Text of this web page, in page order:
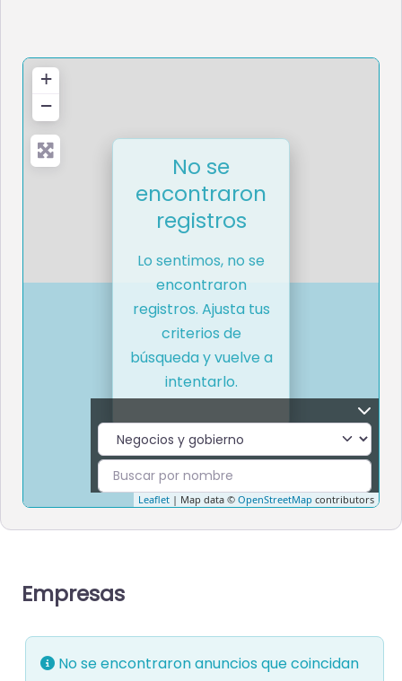
+
−
Leaflet | Map data © OpenStreetMap contributors
No se
encontraron
registros
Lo sentimos, no se
encontraron
registros. Ajusta tus
criterios de
búsqueda y vuelve a
intentarlo.
Empresas
No se encontraron anuncios que coincidan